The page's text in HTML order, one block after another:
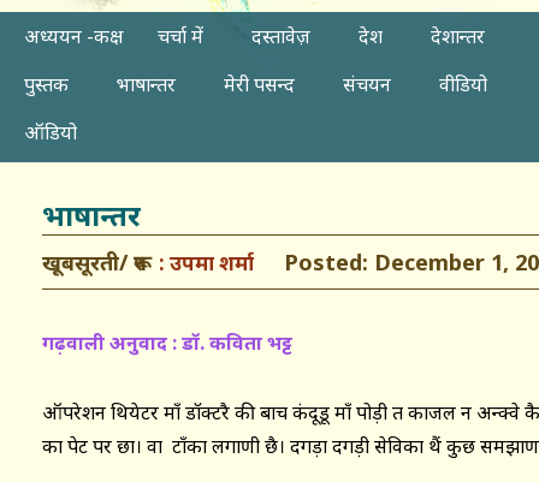
अध्ययन -कक्ष चर्चा में दस्तावेज़ देश
देशान्तर
पुस्तक
भाषान्तर मेरी पसन्द संचयन
वीडियो
ऑडियो
भाषान्तर
खूबसूरती/ रूप उपमा शर्मा Posted: December 1,
गढ़वाली अनुवाद : डॉ. कविता भट्ट
ऑपरेशन थियेटर माँ डॉक्टरै की बाच कंदूडू माँ पोड़ी त काजल न अन्क्वे
का पेट पर छा। वा टाँका लगाणी छै। दगड़ा दगड़ी सेविका थैं कुछ